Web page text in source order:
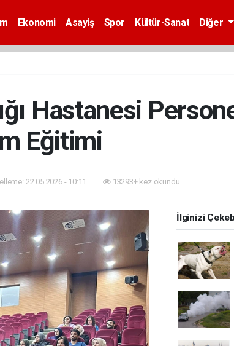
Ekonomi Asayiş Spor Kültür-Sanat Diğer
Hastanesi
Eğitimi
22.05.2026 - 10:11 13293+ kez okundu.
İlginizi